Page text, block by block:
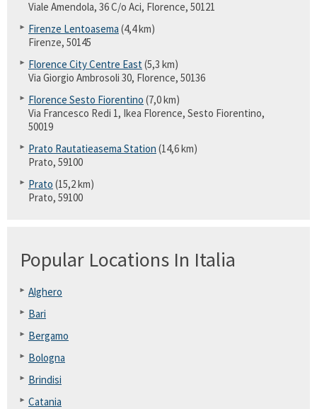
Viale Amendola, 36 C/o Aci, Florence, 50121
Firenze Lentoasema (4,4 km)
Firenze, 50145
Florence City Centre East(5,3 km)
Via Giorgio Ambrosoli 30, Florence, 50136
Florence Sesto Fiorentino (7,0 km)
Via Francesco Redi 1, Ikea Florence, Sesto Fiorentino,
50019
Prato Rautatieasema Station (14,6 km)
Prato, 59100
Prato (15,2 km)
Prato, 59100
Popular Locations In Italia
Alghero
Bari
Bergamo
Bologna
Brindisi
Catania